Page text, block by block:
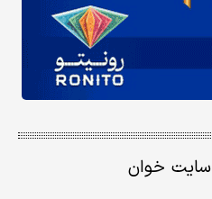
سایت خوان